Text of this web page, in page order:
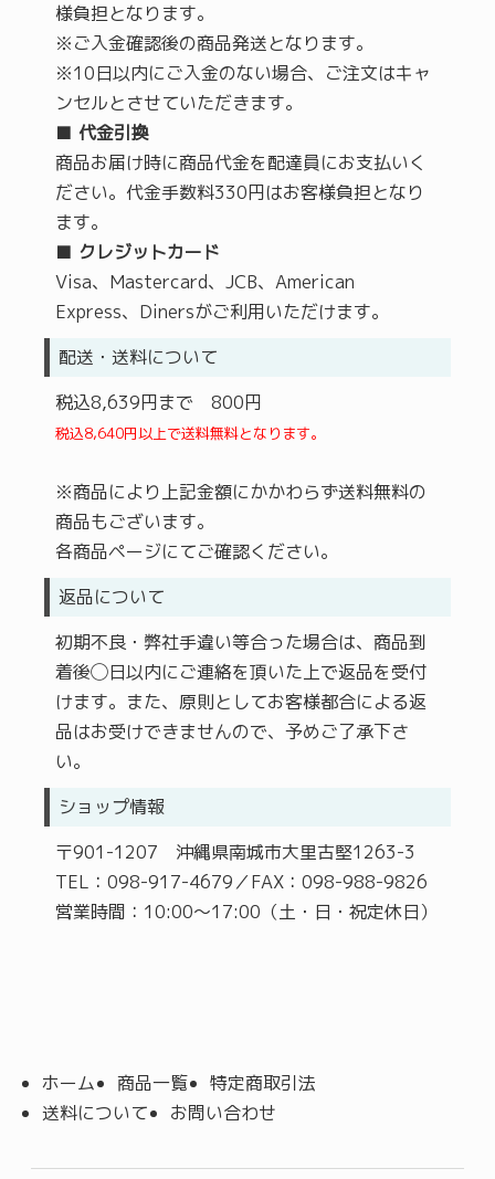
様負担となります。
※ご入金確認後の商品発送となります。
※10日以内にご入金のない場合、ご注文はキャ
ンセルとさせていただきます。
■ 代金引換
商品お届け時に商品代金を配達員にお支払いく
ださい。代金手数料330円はお客様負担となり
ます。
■ クレジットカード
Visa、Mastercard、JCB、American
Express、Dinersがご利用いただけます。
配送・送料について
税込8,639円まで 800円
税込8,640円以上で送料無料となります。
※商品により上記金額にかかわらず送料無料の
商品もございます。
各商品ページにてご確認ください。
返品について
初期不良・弊社手違い等合った場合は、商品到
着後◯日以内にご連絡を頂いた上で返品を受付
けます。また、原則としてお客様都合による返
品はお受けできませんので、予めご了承下さ
い。
ショップ情報
〒901-1207 沖縄県南城市大里古堅1263-3
TEL：098-917-4679／FAX：098-988-9826
営業時間：10:00～17:00（土・日・祝定休日）
ホーム 商品一覧
特定商取引法
送料について
お問い合わせ